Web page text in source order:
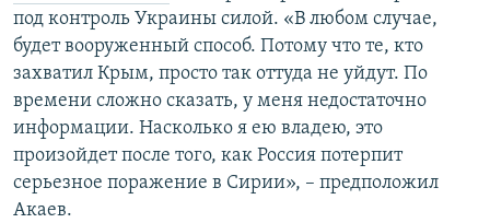
под контроль Украины силой. «В любом случае,
будет вооруженный способ. Потому что те, кто
захватил Крым, просто так оттуда не уйдут. По
времени сложно сказать, у меня недостаточно
информации. Насколько я ею владею, это
произойдет после того, как Россия потерпит
серьезное поражение в Сирии», – предположил
Акаев.